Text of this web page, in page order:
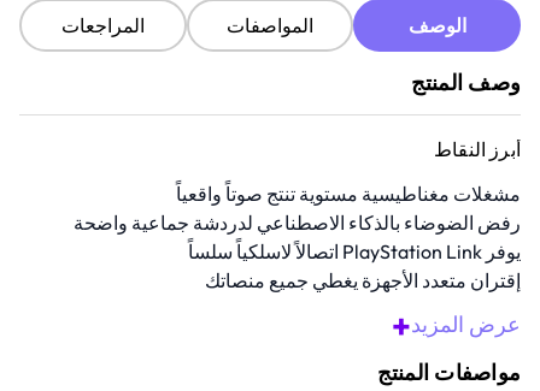
الوصف المواصفات المراجعات
وصف المنتج
أبرز النقاط
مشغلات مغناطيسية مستوية تنتج صوتاً واقعياً
رفض الضوضاء بالذكاء الاصطناعي لدردشة جماعية واضحة
يوفر PlayStation Link اتصالاً لاسلكياً سلساً
إقتران متعدد الأجهزة يغطي جميع منصاتك
عمر بطارية يصل حتى 15 ساعة لإستعمال مطول
أطلق العنان لدقة احترافية مع سماعات الأذن اللاسلكية داخل الأذن هذه. مع
عرض المزيد+
مواصفات المنتج